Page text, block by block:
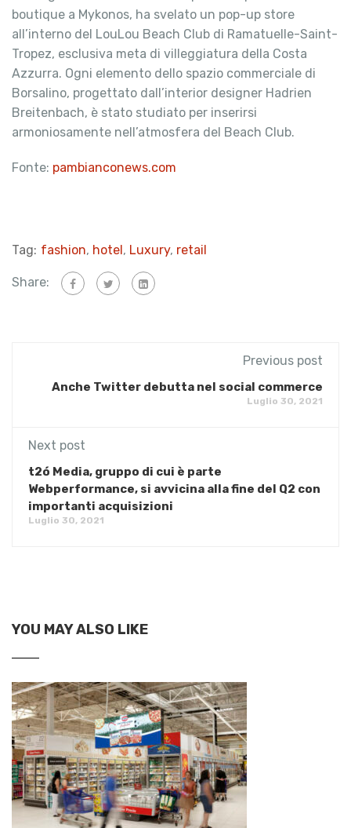
boutique a Mykonos, ha svelato un pop-up store
all’interno del LouLou Beach Club di Ramatuelle-Saint-
Tropez, esclusiva meta di villeggiatura della Costa
Azzurra. Ogni elemento dello spazio commerciale di
Borsalino, progettato dall’interior designer Hadrien
Breitenbach, è stato studiato per inserirsi
armoniosamente nell’atmosfera del Beach Club.
Fonte: pambianconews.com
Tag: fashion, hotel , Luxury, retail
Share:
Previous post
Anche Twitter debutta nel social commerce
Luglio 30, 2021
Next post
t2ó Media, gruppo di cui è parte
Webperformance, si avvicina alla fine del Q2 con
importanti acquisizioni
Luglio 30, 2021
YOU MAY ALSO LIKE